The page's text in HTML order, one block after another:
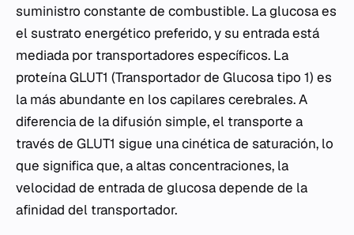
suministro constante de combustible. La glucosa es
el sustrato energético preferido, y su entrada está
mediada por transportadores específicos. La
proteína GLUT1 (Transportador de Glucosa tipo 1) es
la más abundante en los capilares cerebrales. A
diferencia de la difusión simple, el transporte a
través de GLUT1 sigue una cinética de saturación, lo
que significa que, a altas concentraciones, la
velocidad de entrada de glucosa depende de la
afinidad del transportador.